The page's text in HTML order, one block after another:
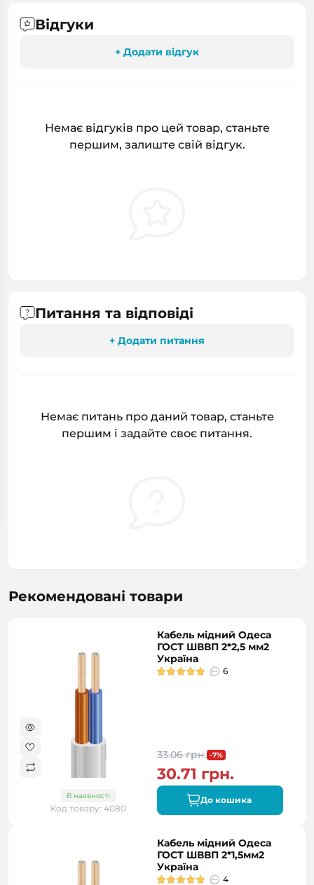
Відгуки
+ Додати відгук
Немає відгуків про цей товар, станьте
першим, залиште свій відгук.
Питання та відповіді
+ Додати питання
Немає питань про даний товар, станьте
першим і задайте своє питання.
Рекомендовані товари
В наявності
Код товару: 4080
Кабель мідний Одеса
ГОСТ ШВВП 2*2,5 мм2
Україна
6
33.06 грн. -7%
30.71 грн.
До кошика
Кабель мідний Одеса
ГОСТ ШВВП 2*1,5мм2
Україна
4